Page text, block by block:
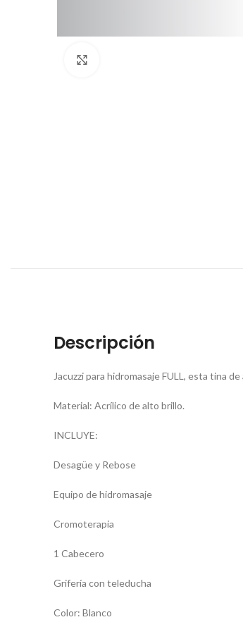
Descripción
Jacuzzi para hidromasaje FULL, esta tina
Material: Acrílico de alto brillo.
INCLUYE:
Desagüe y Rebose
Equipo de hidromasaje
Cromoterapia
1 Cabecero
Grifería con teleducha
Color: Blanco